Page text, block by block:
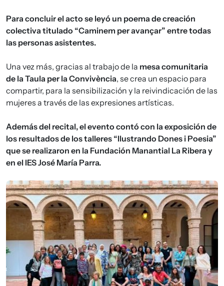
Para concluir el acto se leyó un poema de creación
colectiva titulado “Caminem per avançar” entre todas
las personas asistentes.
Una vez más, gracias al trabajo de la mesa comunitaria
de la Taula per la Convivència, se crea un espacio para
compartir, para la sensibilización y la reivindicación de las
mujeres a través de las expresiones artísticas.
Además del recital, el evento contó con la exposición de
los resultados de los talleres “Ilustrando Dones i Poesia”
que se realizaron en la Fundación Manantial La Ribera y
en el IES José María Parra.
Imagen